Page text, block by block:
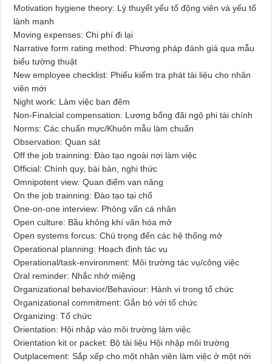
Motivation hygiene theory: Lý thuyết yếu tố động viên và yếu tố
lành mạnh
Moving expenses: Chi phí đi lại
Narrative form rating method: Phương pháp đánh giá qua mẫu
biểu tường thuật
New employee checklist: Phiếu kiểm tra phát tài liệu cho nhân
viên mới
Night work: Làm việc ban đêm
Non-Finalcial compensation: Lương bổng đãi ngộ phi tài chính
Norms: Các chuẩn mực/Khuôn mẫu làm chuẩn
Observation: Quan sát
Off the job trainning: Đào tạo ngoài nơi làm việc
Official: Chính quy, bài bản, nghi thức
Omnipotent view: Quan điểm vạn năng
On the job trainning: Đào tạo tại chổ
One-on-one interview: Phỏng vấn cá nhân
Open culture: Bầu không khí văn hóa mở
Open systems forcus: Chú trọng đến các hệ thống mở
Operational planning: Hoạch định tác vụ
Operational/task-environment: Môi trường tác vụ/công việc
Oral reminder: Nhắc nhở miệng
Organizational behavior/Behaviour: Hành vi trong tổ chức
Organizational commitment: Gắn bó với tổ chức
Organizing: Tổ chức
Orientation: Hội nhập vào môi trường làm việc
Orientation kit or packet: Bộ tài liệu Hội nhập môi trường
Outplacement: Sắp xếp cho một nhân viên làm việc ở một nới